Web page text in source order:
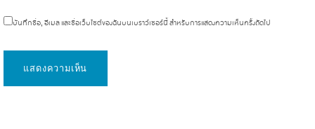
บันทึกชื่อ, อีเมล และชื่อเว็บไซต์ของฉันบนเบราว์เซอร์นี้ สำหรับการแสดงความเห็นครั้งถัดไป